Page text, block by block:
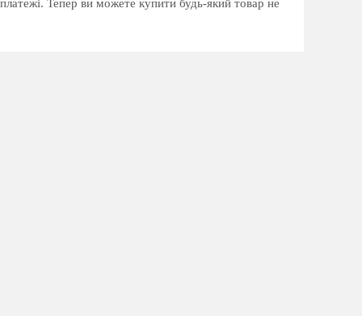
Тепер ви можете купити будь-який товар не